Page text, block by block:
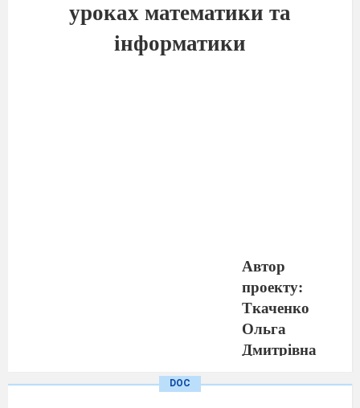
уроках математики та
інформатики
Автор
проекту:
Ткаченко
Ольга
Дмитрівна
DOC